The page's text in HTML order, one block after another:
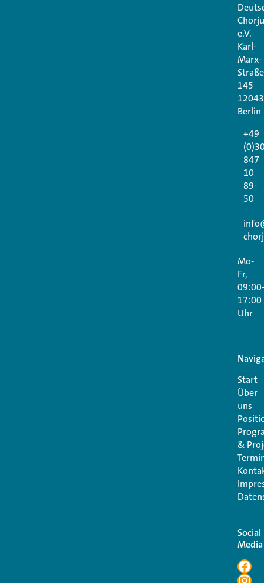
e.V.
Karl-
Marx-
Straße
145
12043
Berlin
+49
847
10
89-
50
Mo-
Fr,
09:00-
17:00
Uhr
Start
Über
uns
&
Social
Media